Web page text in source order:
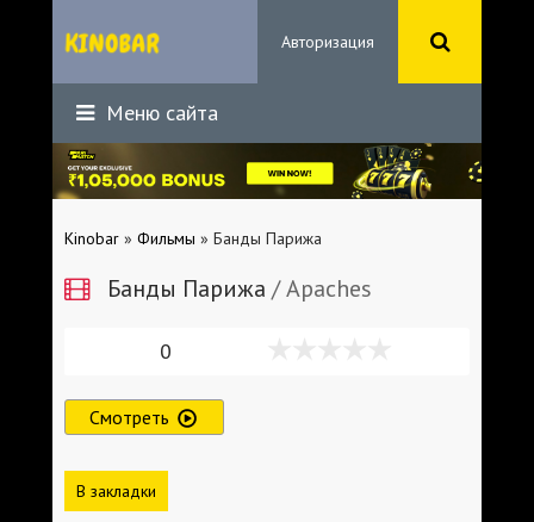
Авторизация
Меню сайта
Kinobar » Фильмы » Банды Парижа
Банды Парижа / Apaches
0
Смотреть
В закладки